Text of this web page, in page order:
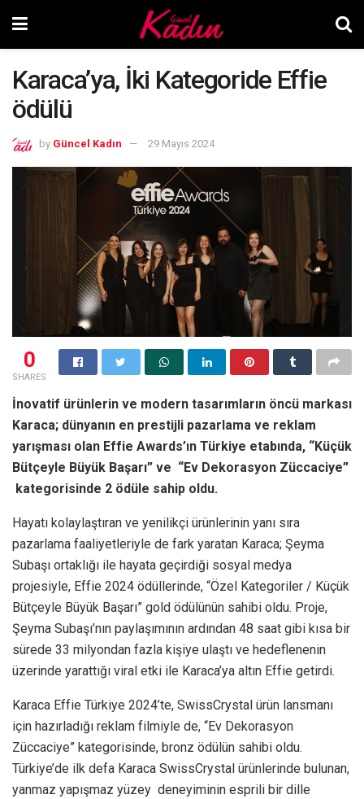
Karaca’ya, İki Kategoride Effie
ödülü
by Güncel Kadın 29 Mayıs 2024
0
SHARES
İnovatif ürünlerin ve modern tasarımların öncü markası
Karaca; dünyanın en prestijli pazarlama ve reklam
yarışması olan Effie Awards’ın Türkiye etabında, “Küçük
Bütçeyle Büyük Başarı” ve “Ev Dekorasyon Züccaciye”
kategorisinde 2 ödüle sahip oldu.
Hayatı kolaylaştıran ve yenilikçi ürünlerinin yanı sıra
pazarlama faaliyetleriyle de fark yaratan Karaca; Şeyma
Subaşı ortaklığı ile hayata geçirdiği sosyal medya
projesiyle, Effie 2024 ödüllerinde, “Özel Kategoriler / Küçük
Bütçeyle Büyük Başarı” gold ödülünün sahibi oldu. Proje,
Şeyma Subaşı’nın paylaşımının ardından 48 saat gibi kısa bir
sürede 33 milyondan fazla kişiye ulaştı ve hedeflenenin
üzerinde yarattığı viral etki ile Karaca’ya altın Effie getirdi.
Karaca Effie Türkiye 2024’te, SwissCrystal ürün lansmanı
için hazırladığı reklam filmiyle de, “Ev Dekorasyon
Züccaciye” kategorisinde, bronz ödülün sahibi oldu.
Türkiye’de ilk defa Karaca SwissCrystal ürünlerinde bulunan,
yanmaz yapışmaz yüzey deneyiminin esprili bir dille